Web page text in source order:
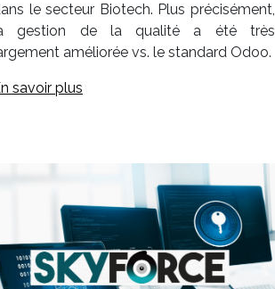
le secteur Biotech. Plus précisément,
gestion de la qualité a été très
améliorée vs. le standard Odoo.
savoir plus